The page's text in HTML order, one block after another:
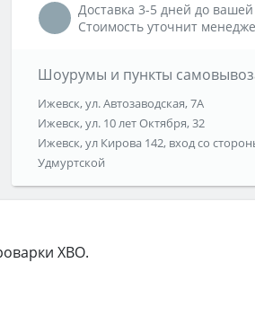
Доставка 3-5 дней до
Стоимость уточнит
Шоурумы и пункты
Ижевск, ул. Автозаводская, 7А
Ижевск, ул. 10 лет Октября, 32
Ижевск, ул Кирова 142, вход со
Удмуртской
XBO.